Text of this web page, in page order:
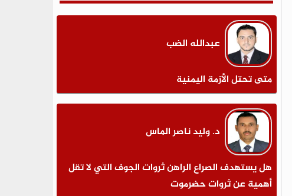
عبدالله الضب
متى تحتل الأزمة اليمنية
د. وليد ناصر الماس
هل يستهدف الصراع الراهن ثروات الجوف التي لا تقل
أهمية عن ثروات حضرموت